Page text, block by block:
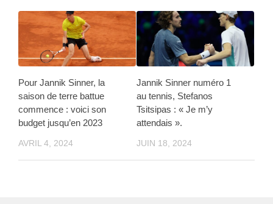
Pour Jannik Sinner, la
saison de terre battue
commence : voici son
budget jusqu’en 2023
AVRIL 4, 2024
Jannik Sinner numéro 1
au tennis, Stefanos
Tsitsipas : « Je m’y
attendais ».
JUIN 18, 2024